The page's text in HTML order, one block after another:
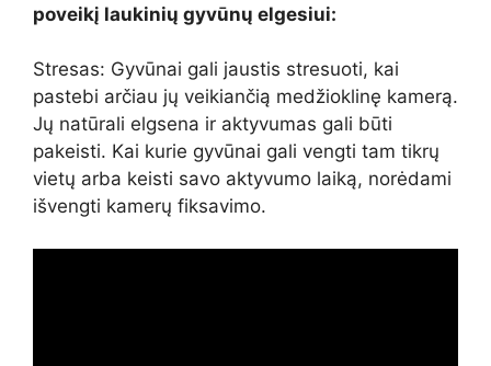
poveikį laukinių gyvūnų elgesiui:
Stresas: Gyvūnai gali jaustis stresuoti, kai
pastebi arčiau jų veikiančią medžioklinę kamerą.
Jų natūrali elgsena ir aktyvumas gali būti
pakeisti. Kai kurie gyvūnai gali vengti tam tikrų
vietų arba keisti savo aktyvumo laiką, norėdami
išvengti kamerų fiksavimo.